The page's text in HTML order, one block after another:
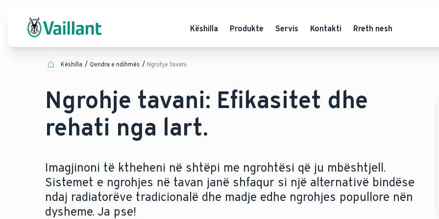
Këshilla Produkte Servis Kontakti Rreth nesh
Këshilla Qendra e ndihmës Ngrohje tavani
Ngrohje tavani: Efikasitet dhe
rehati nga lart.
Imagjinoni të ktheheni në shtëpi me ngrohtësi që ju mbështjell.
Sistemet e ngrohjes në tavan janë shfaqur si një alternativë bindëse
ndaj radiatorëve tradicionalë dhe madje edhe ngrohjes popullore nën
dysheme. Ja pse!